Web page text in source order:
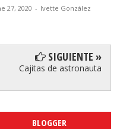
Ene 29, 2019 - Ivette González
SIGUIENTE »
Cajitas de astronauta
BLOGGER